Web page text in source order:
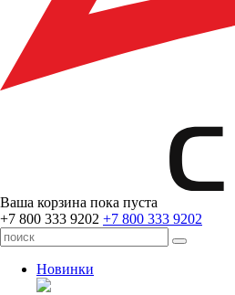
Ваша корзина пока пуста
+7 800 333 9202 +7 800 333 9202
Новинки